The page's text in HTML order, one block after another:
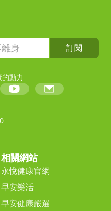
訂閱
動力
相關網站
永悅健康官網
早安樂活
早安健康嚴選